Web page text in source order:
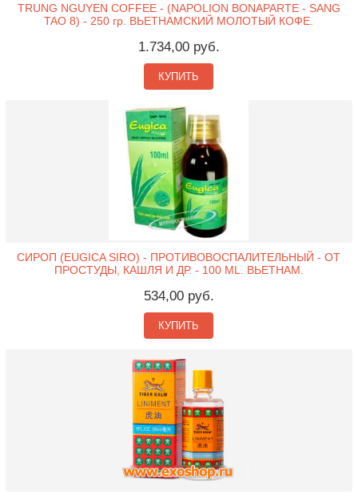
TRUNG NGUYEN COFFEE - (NAPOLION BONAPARTE - SANG
TAO 8) - 250 гр. ВЬЕТНАМСКИЙ МОЛОТЫЙ КОФЕ.
1.734,00 руб.
КУПИТЬ
СИРОП (EUGICA SIRO) - ПРОТИВОВОСПАЛИТЕЛЬНЫЙ - ОТ
ПРОСТУДЫ, КАШЛЯ И ДР. - 100 ML. ВЬЕТНАМ.
534,00 руб.
КУПИТЬ